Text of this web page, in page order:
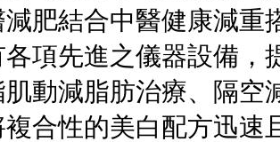
減肥結合中醫健康減重
各項先進之儀器設備，
肌動減脂肪治療、隔空
合性的美白配方迅速